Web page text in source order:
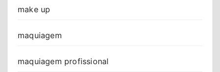
make up
maquiagem
maquiagem profissional